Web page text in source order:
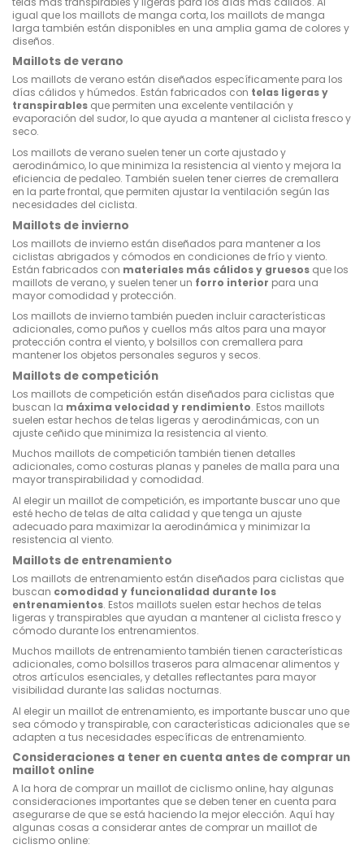
igual que los maillots de manga corta, los maillots de manga
larga también están disponibles en una amplia gama de colores y
diseños.
Maillots de verano
Los maillots de verano están diseñados específicamente para los
días cálidos y húmedos. Están fabricados con telas ligeras y
transpirables que permiten una excelente ventilación y
evaporación del sudor, lo que ayuda a mantener al ciclista fresco y
seco.
Los maillots de verano suelen tener un corte ajustado y
aerodinámico, lo que minimiza la resistencia al viento y mejora la
eficiencia de pedaleo. También suelen tener cierres de cremallera
en la parte frontal, que permiten ajustar la ventilación según las
necesidades del ciclista.
Maillots de invierno
Los maillots de invierno están diseñados para mantener a los
ciclistas abrigados y cómodos en condiciones de frío y viento.
Están fabricados con materiales más cálidos y gruesos que los
maillots de verano, y suelen tener un forro interior para una
mayor comodidad y protección.
Los maillots de invierno también pueden incluir características
adicionales, como puños y cuellos más altos para una mayor
protección contra el viento, y bolsillos con cremallera para
mantener los objetos personales seguros y secos.
Maillots de competición
Los maillots de competición están diseñados para ciclistas que
buscan la máxima velocidad y rendimiento. Estos maillots
suelen estar hechos de telas ligeras y aerodinámicas, con un
ajuste ceñido que minimiza la resistencia al viento.
Muchos maillots de competición también tienen detalles
adicionales, como costuras planas y paneles de malla para una
mayor transpirabilidad y comodidad.
Al elegir un maillot de competición, es importante buscar uno que
esté hecho de telas de alta calidad y que tenga un ajuste
adecuado para maximizar la aerodinámica y minimizar la
resistencia al viento.
Maillots de entrenamiento
Los maillots de entrenamiento están diseñados para ciclistas que
buscan comodidad y funcionalidad durante los
entrenamientos. Estos maillots suelen estar hechos de telas
ligeras y transpirables que ayudan a mantener al ciclista fresco y
cómodo durante los entrenamientos.
Muchos maillots de entrenamiento también tienen características
adicionales, como bolsillos traseros para almacenar alimentos y
otros artículos esenciales, y detalles reflectantes para mayor
visibilidad durante las salidas nocturnas.
Al elegir un maillot de entrenamiento, es importante buscar uno que
sea cómodo y transpirable, con características adicionales que se
adapten a tus necesidades específicas de entrenamiento.
Consideraciones a tener en cuenta antes de comprar un
maillot online
A la hora de comprar un maillot de ciclismo online, hay algunas
consideraciones importantes que se deben tener en cuenta para
asegurarse de que se está haciendo la mejor elección. Aquí hay
algunas cosas a considerar antes de comprar un maillot de
ciclismo online: